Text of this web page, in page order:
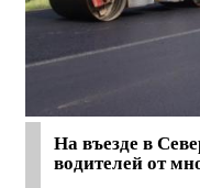
На въезде в
водителей от